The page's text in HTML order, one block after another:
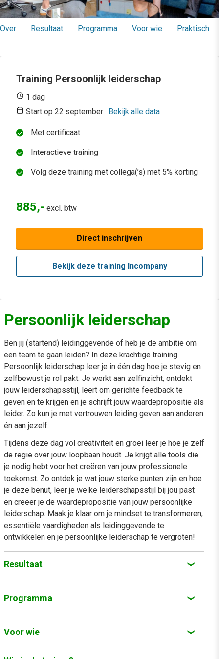
Over Resultaat Programma Voor wie Praktisch
Persoonlijk leiderschap
Ben jij (startend) leidinggevende of heb je de ambitie om
een team te gaan leiden? In deze krachtige training
Persoonlijk leiderschap leer je in één dag hoe je stevig en
zelfbewust je rol pakt. Je werkt aan zelfinzicht, ontdekt
jouw leiderschapsstijl, leert om gerichte feedback te
geven en te krijgen en je schrijft jouw waardepropositie als
leider. Zo kun je met vertrouwen leiding geven aan anderen
én aan jezelf.
Tijdens deze dag vol creativiteit en groei leer je hoe je zelf
de regie over jouw loopbaan houdt. Je krijgt alle tools die
je nodig hebt voor het creëren van jouw professionele
toekomst. Zo ontdek je wat jouw sterke punten zijn en hoe
je deze benut, leer je welke leiderschapsstijl bij jou past
en creëer je de waardepropositie van jouw persoonlijke
leiderschap. Maak je klaar om je mindset te transformeren,
essentiële vaardigheden als leidinggevende te
ontwikkelen en je persoonlijke leiderschap te vergroten!
Resultaat
Je kent de principes en bouwstenen van persoonlijk
leiderschap
als leider gedefinieerd
Programma
Tijdens deze persoonlijk leiderschap training komen de
volgende onderwerpen aan bod:
Voor wie
Training Persoonlijk leiderschap
1 dag
Start op 22 september · Bekijk alle data
Direct inschrijven
Bekijk deze training Incompany
885,- excl. btw
Met certificaat
Interactieve training
Volg deze training met collega(’s) met 5% korting